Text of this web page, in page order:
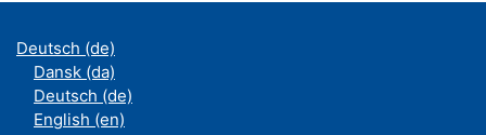
Deutsch ‎(de)‎
Dansk ‎(da)‎
Deutsch ‎(de)‎
English ‎(en)‎